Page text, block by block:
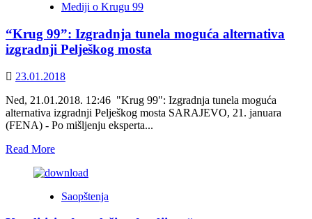
99:
servis
od
presudne
važnosti
u
procesima
koji
bi
povesti
nove
Mediji o Krugu 99
“Krug 99”: Izgradnja tunela moguća alternativa
izgradnji Pelješkog mosta
23.01.2018
Ned, 21.01.2018. 12:46 "Krug 99": Izgradnja tunela moguća
alternativa izgradnji Pelješkog mosta SARAJEVO, 21. januara
(FENA) - Po mišljenju eksperta...
Read MoreRead
about
99”:
Saopštenja